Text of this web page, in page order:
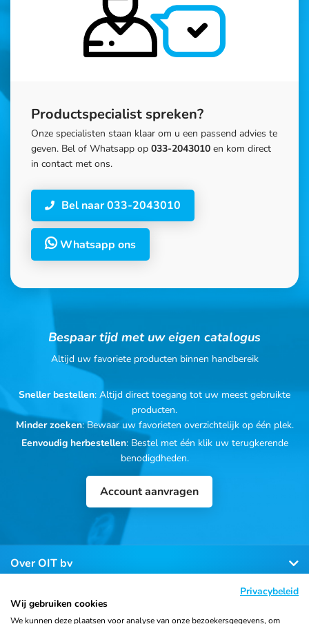
Productspecialist spreken?
Onze specialisten staan klaar om u een passend advies te
geven. Bel of Whatsapp op 033-2043010 en kom direct
in contact met ons.
Bel naar 033-2043010
Whatsapp ons
Bespaar tijd met uw eigen catalogus
Altijd uw favoriete producten binnen handbereik
Sneller bestellen: Altijd direct toegang tot uw meest gebruikte
producten.
Minder zoeken: Bewaar uw favorieten overzichtelijk op één plek.
Eenvoudig herbestellen: Bestel met één klik uw terugkerende
benodigdheden.
Account aanvragen
Over OIT bv
Klantenservice
Privacybeleid
Wij gebruiken cookies
We kunnen deze plaatsen voor analyse van onze bezoekersgegevens, om